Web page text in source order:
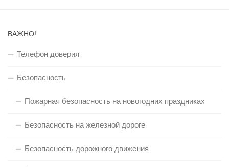
ВАЖНО!
Телефон доверия
Безопасность
Пожарная безопасность на новогодних праздниках
Безопасность на железной дороге
Безопасность дорожного движения